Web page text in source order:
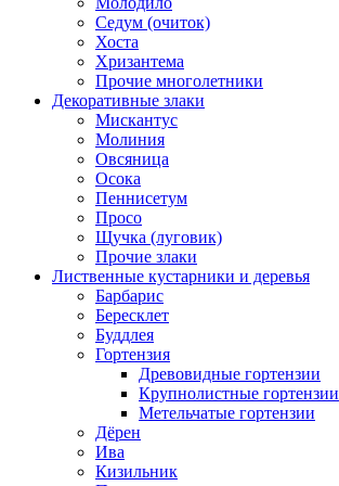
Седум (очиток)
Хоста
Хризантема
Прочие многолетники
Декоративные злаки
Мискантус
Молиния
Овсяница
Осока
Пеннисетум
Просо
Щучка (луговик)
Прочие злаки
Лиственные кустарники и деревья
Барбарис
Бересклет
Буддлея
Гортензия
Древовидные гортензии
Крупнолистные гортензии
Метельчатые гортензии
Дёрен
Ива
Кизильник